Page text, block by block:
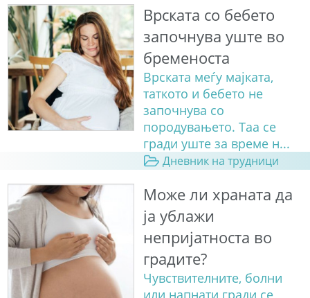
Врската со бебето
започнува уште во
бременоста
Врската меѓу мајката,
таткото и бебето не
започнува со
породувањето. Таа се
гради уште за време н...
Дневник на трудници
Може ли храната да
ја ублажи
непријатноста во
градите?
Чувствителните, болни
или напнати гради се